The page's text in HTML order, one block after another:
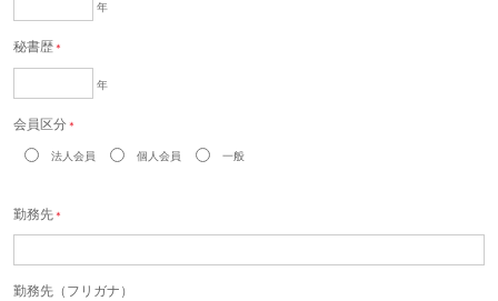
年
秘書歴 ＊
年
会員区分 ＊
法人会員 個人会員 一般
勤務先 ＊
勤務先（フリガナ）